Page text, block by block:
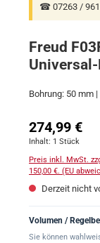
☎ 07263 /
Freud
Bohrung: 50 mm
Regulärer Preis:
274,99 €
Inhalt: 1 Stück
Preis inkl. MwSt.
150,00 €. (EU
Derzeit nicht
Volumen /
Sie können